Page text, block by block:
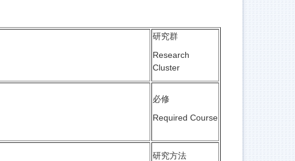
研究群
Research
Cluster
必修
Required Course
研究方法